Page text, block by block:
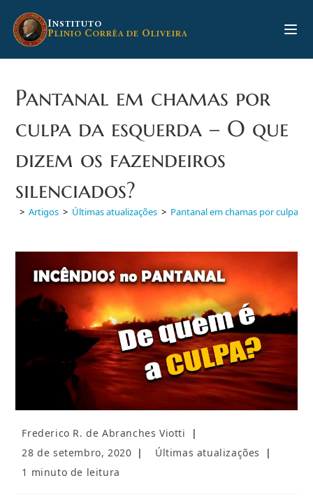
para
INSTITUTO
PLINIO CORRÊA DE OLIVEIRA
Pantanal em chamas por
culpa da esquerda – O que
dizem os fazendeiros
silenciados?
> Artigos > Últimas atualizações > Pantanal em chamas por culpa
Autor
post:
Frederico R. de Abranches Viotti
Post
28 de setembro, 2020
Categoria
Últimas atualizações
Tempo
1 minuto de leitura